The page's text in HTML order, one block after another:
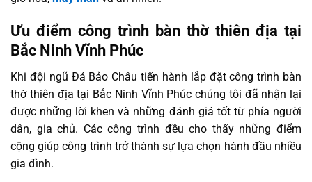
Ưu điểm công trình bàn thờ thiên địa tại
Bắc Ninh Vĩnh Phúc
Khi đội ngũ Đá Bảo Châu tiến hành lắp đặt công trình bàn
thờ thiên địa tại Bắc Ninh Vĩnh Phúc chúng tôi đã nhận lại
được những lời khen và những đánh giá tốt từ phía người
dân, gia chủ. Các công trình đều cho thấy những điểm
cộng giúp công trình trở thành sự lựa chọn hành đầu nhiều
gia đình.